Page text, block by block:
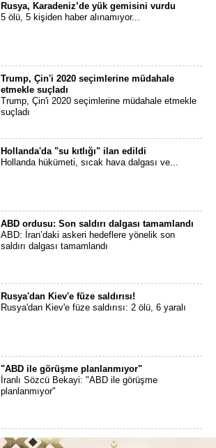
Rusya, Karadeniz’de yük gemisini vurdu
5 ölü, 5 kişiden haber alınamıyor...
Trump, Çin'i 2020 seçimlerine müdahale
etmekle suçladı
Trump, Çin'i 2020 seçimlerine müdahale etmekle
suçladı
Hollanda'da "su kıtlığı" ilan edildi
Hollanda hükümeti, sıcak hava dalgası ve...
ABD ordusu: Son saldırı dalgası tamamlandı
ABD: İran’daki askeri hedeflere yönelik son
saldırı dalgası tamamlandı
Rusya'dan Kiev'e füze saldırısı!
Rusya'dan Kiev'e füze saldırısı: 2 ölü, 6 yaralı
"ABD ile görüşme planlanmıyor"
İranlı Sözcü Bekayi: "ABD ile görüşme
planlanmıyor"